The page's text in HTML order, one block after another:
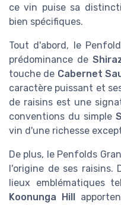
ce vin puise sa
bien spécifiques.
Tout d'abord, le
prédominance de
touche de Cabernet
caractère puissant et
de raisins est une
conventions du simple
vin d'une richesse
De plus, le Penfolds
l'origine de ses raisins.
lieux emblématiques
Koonunga Hill